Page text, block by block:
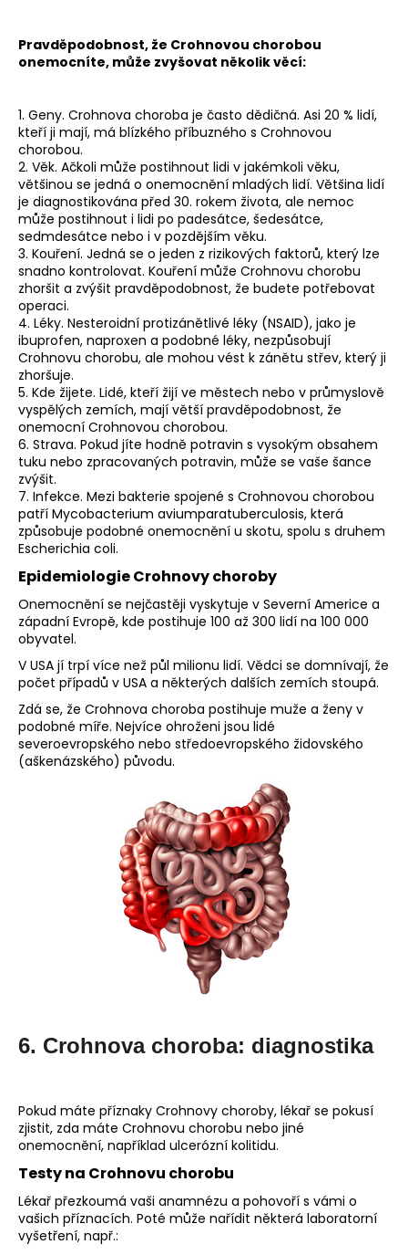
Pravděpodobnost, že Crohnovou chorobou
onemocníte, může zvyšovat několik věcí:
1. Geny. Crohnova choroba je často dědičná. Asi 20 % lidí,
kteří ji mají, má blízkého příbuzného s Crohnovou
chorobou.
2. Věk. Ačkoli může postihnout lidi v jakémkoli věku,
většinou se jedná o onemocnění mladých lidí. Většina lidí
je diagnostikována před 30. rokem života, ale nemoc
může postihnout i lidi po padesátce, šedesátce,
sedmdesátce nebo i v pozdějším věku.
3. Kouření. Jedná se o jeden z rizikových faktorů, který lze
snadno kontrolovat. Kouření může Crohnovu chorobu
zhoršit a zvýšit pravděpodobnost, že budete potřebovat
operaci.
4. Léky. Nesteroidní protizánětlivé léky (NSAID), jako je
ibuprofen, naproxen a podobné léky, nezpůsobují
Crohnovu chorobu, ale mohou vést k zánětu střev, který ji
zhoršuje.
5. Kde žijete. Lidé, kteří žijí ve městech nebo v průmyslově
vyspělých zemích, mají větší pravděpodobnost, že
onemocní Crohnovou chorobou.
6. Strava. Pokud jíte hodně potravin s vysokým obsahem
tuku nebo zpracovaných potravin, může se vaše šance
zvýšit.
7. Infekce. Mezi bakterie spojené s Crohnovou chorobou
patří Mycobacterium aviumparatuberculosis, která
způsobuje podobné onemocnění u skotu, spolu s druhem
Escherichia coli.
Epidemiologie Crohnovy choroby
Onemocnění se nejčastěji vyskytuje v Severní Americe a
západní Evropě, kde postihuje 100 až 300 lidí na 100 000
obyvatel.
V USA jí trpí více než půl milionu lidí. Vědci se domnívají, že
počet případů v USA a některých dalších zemích stoupá.
Zdá se, že Crohnova choroba postihuje muže a ženy v
podobné míře. Nejvíce ohroženi jsou lidé
severoevropského nebo středoevropského židovského
(aškenázského) původu.
6. Crohnova choroba: diagnostika
Pokud máte příznaky Crohnovy choroby, lékař se pokusí
zjistit, zda máte Crohnovu chorobu nebo jiné
onemocnění, například ulcerózní kolitidu.
Testy na Crohnovu chorobu
Lékař přezkoumá vaši anamnézu a pohovoří s vámi o
vašich příznacích. Poté může nařídit některá laboratorní
vyšetření, např.: